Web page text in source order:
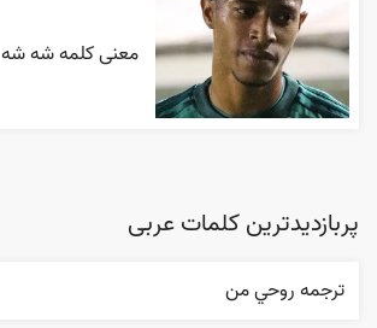
معنی کلمه شه شه
پربازدیدترین کلمات عربی
ترجمه روحي من